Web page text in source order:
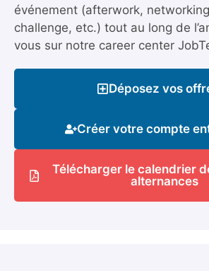
événement (afterwork,
challenge, etc.) tout au long de
vous sur notre career center
Déposez vos
Créer votre compte
Télécharger le calendrier
alternances